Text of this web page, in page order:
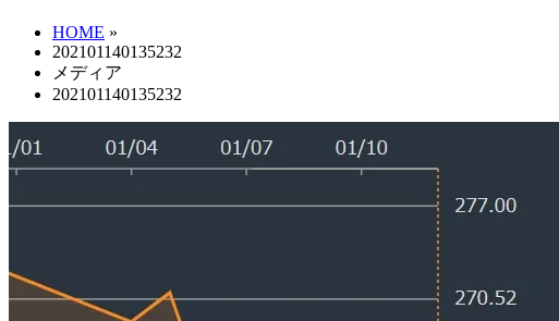
HOME »
202101140135232
メディア
202101140135232